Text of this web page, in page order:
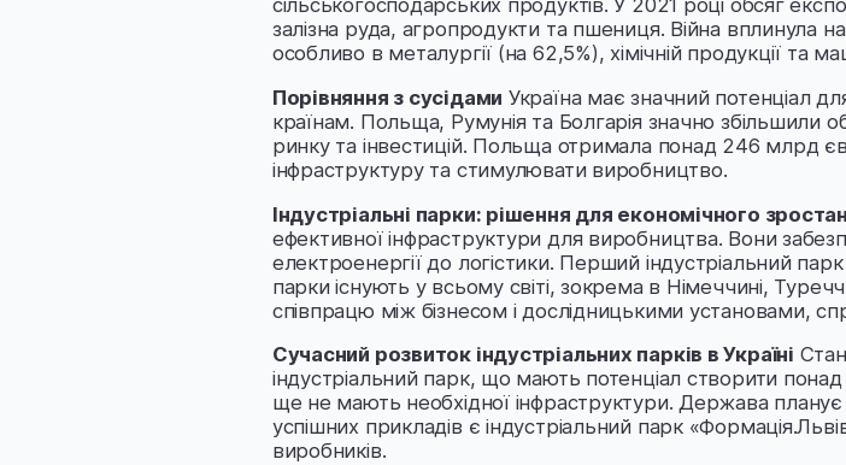
сільськогосподарських продуктів. У 2021 році обсяг
залізна руда, агропродукти та пшениця. Війна вплинула
особливо в металургії (на 62,5%), хімічній продукції та
Порівняння з сусідами Україна має значний потенціал
країнам. Польща, Румунія та Болгарія значно збільшили
ринку та інвестицій. Польща отримала понад 246 млрд
інфраструктуру та стимулювати виробництво.
Індустріальні парки: рішення для економічного
ефективної інфраструктури для виробництва. Вони
електроенергії до логістики. Перший індустріальний парк
парки існують у всьому світі, зокрема в Німеччині,
співпрацю між бізнесом і дослідницькими установами,
Сучасний розвиток індустріальних парків в Україні
індустріальний парк, що мають потенціал створити
ще не мають необхідної інфраструктури. Держава
успішних прикладів є індустріальний парк
виробників.